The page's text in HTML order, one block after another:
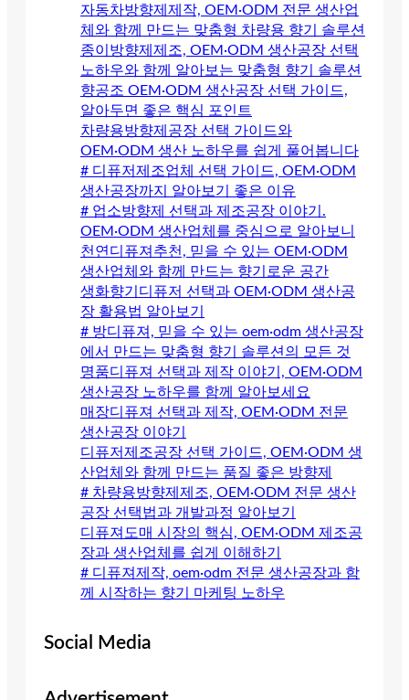
자동차방향제제작, OEM·ODM 전문 생산업
체와 함께 만드는 맞춤형 차량용 향기 솔루션
종이방향제제조, OEM·ODM 생산공장 선택
노하우와 함께 알아보는 맞춤형 향기 솔루션
향공조 OEM·ODM 생산공장 선택 가이드,
알아두면 좋은 핵심 포인트
차량용방향제공장 선택 가이드와
OEM·ODM 생산 노하우를 쉽게 풀어봅니다
# 디퓨저제조업체 선택 가이드, OEM·ODM
생산공장까지 알아보기 좋은 이유
# 업소방향제 선택과 제조공장 이야기.
OEM·ODM 생산업체를 중심으로 알아보니
천연디퓨져추천, 믿을 수 있는 OEM·ODM
생산업체와 함께 만드는 향기로운 공간
생화향기디퓨저 선택과 OEM·ODM 생산공
장 활용법 알아보기
# 방디퓨져, 믿을 수 있는 oem·odm 생산공장
에서 만드는 맞춤형 향기 솔루션의 모든 것
명품디퓨져 선택과 제작 이야기, OEM·ODM
생산공장 노하우를 함께 알아보세요
매장디퓨져 선택과 제작, OEM·ODM 전문
생산공장 이야기
디퓨저제조공장 선택 가이드, OEM·ODM 생
산업체와 함께 만드는 품질 좋은 방향제
# 차량용방향제제조, OEM·ODM 전문 생산
공장 선택법과 개발과정 알아보기
디퓨져도매 시장의 핵심, OEM·ODM 제조공
장과 생산업체를 쉽게 이해하기
# 디퓨져제작, oem·odm 전문 생산공장과 함
께 시작하는 향기 마케팅 노하우
Social Media